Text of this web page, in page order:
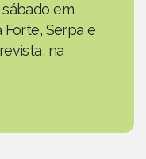
em
Forte, Serpa e
na